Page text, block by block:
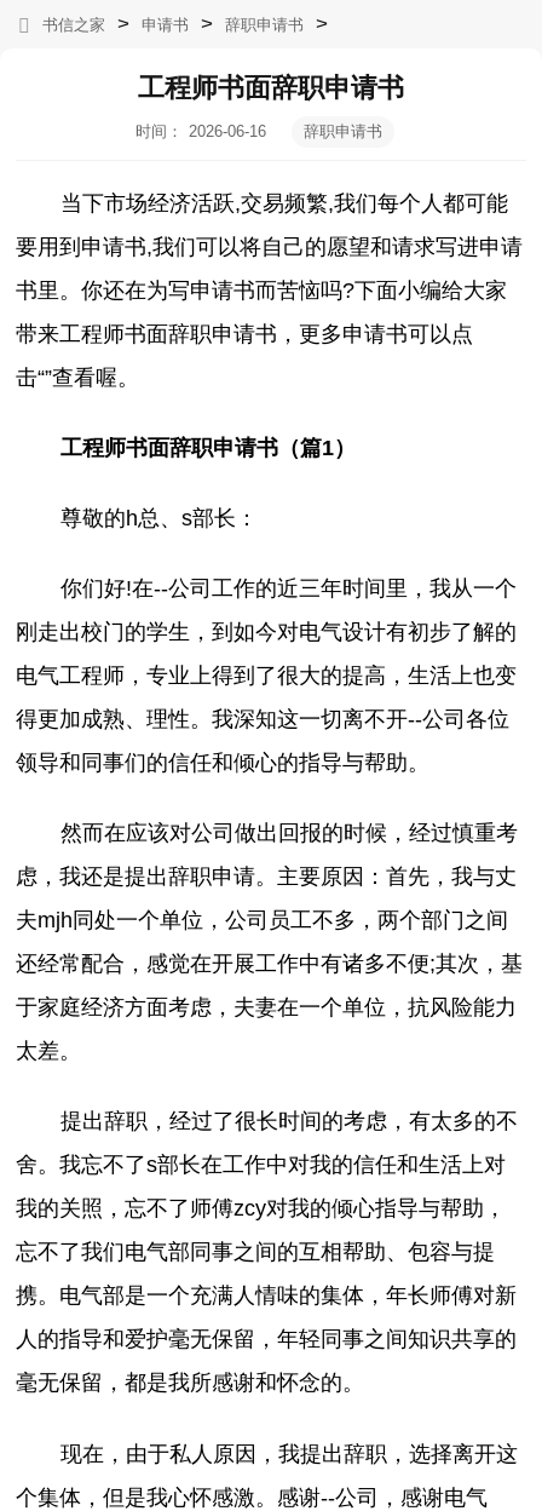
书信之家 > 申请书 > 辞职申请书 >
工程师书面辞职申请书
时间：
2026-06-16
辞职申请书
当下市场经济活跃,交易频繁,我们每个人都可能
要用到申请书,我们可以将自己的愿望和请求写进申请
书里。你还在为写申请书而苦恼吗?下面小编给大家
带来工程师书面辞职申请书，更多申请书可以点
击“”查看喔。
工程师书面辞职申请书（篇1）
尊敬的h总、s部长：
你们好!在--公司工作的近三年时间里，我从一个
刚走出校门的学生，到如今对电气设计有初步了解的
电气工程师，专业上得到了很大的提高，生活上也变
得更加成熟、理性。我深知这一切离不开--公司各位
领导和同事们的信任和倾心的指导与帮助。
然而在应该对公司做出回报的时候，经过慎重考
虑，我还是提出辞职申请。主要原因：首先，我与丈
夫mjh同处一个单位，公司员工不多，两个部门之间
还经常配合，感觉在开展工作中有诸多不便;其次，基
于家庭经济方面考虑，夫妻在一个单位，抗风险能力
太差。
提出辞职，经过了很长时间的考虑，有太多的不
舍。我忘不了s部长在工作中对我的信任和生活上对
我的关照，忘不了师傅zcy对我的倾心指导与帮助，
忘不了我们电气部同事之间的互相帮助、包容与提
携。电气部是一个充满人情味的集体，年长师傅对新
人的指导和爱护毫无保留，年轻同事之间知识共享的
毫无保留，都是我所感谢和怀念的。
现在，由于私人原因，我提出辞职，选择离开这
个集体，但是我心怀感激。感谢--公司，感谢电气